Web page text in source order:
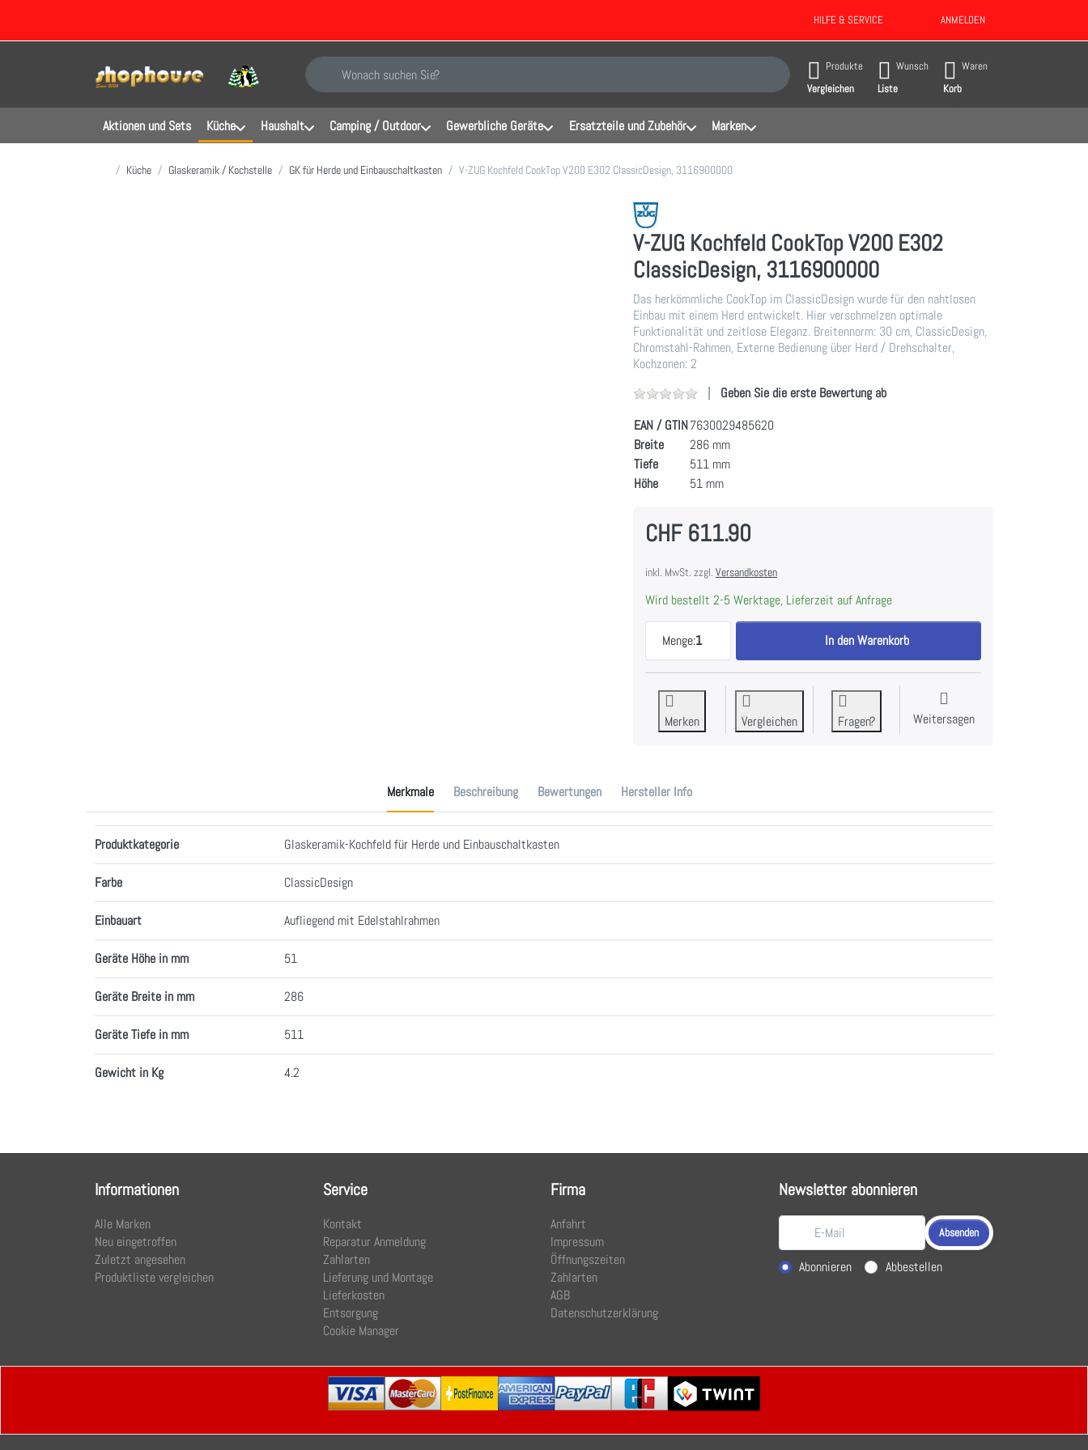
HILFE & SERVICE ANMELDEN
Geben Sie einen Suchbegriff ein. Während Sie tippen, erscheinen automatisch erste Ergebnisse. Drücken Sie die Eingabetaste, um alle Ergebnisse aufzurufen.
Produkte
Vergleichen
Wunsch
Liste
Waren
Korb
Aktionen und Sets Küche Haushalt Camping / Outdoor Gewerbliche Geräte Ersatzteile und Zubehör Marken
Startseite
Küche Glaskeramik / Kochstelle GK für Herde und Einbauschaltkasten V-ZUG Kochfeld CookTop V200 E302 ClassicDesign, 3116900000
V-ZUG Kochfeld CookTop V200 E302
ClassicDesign, 3116900000
Das herkömmliche CookTop im ClassicDesign wurde für den nahtlosen
Einbau mit einem Herd entwickelt. Hier verschmelzen optimale
Funktionalität und zeitlose Eleganz. Breitennorm: 30 cm, ClassicDesign,
Chromstahl-Rahmen, Externe Bedienung über Herd / Drehschalter,
Kochzonen: 2
Geben Sie die erste Bewertung ab
EAN / GTIN7630029485620
Breite
286 mm
Tiefe
511 mm
Höhe
51 mm
CHF 611.90
inkl. MwSt. zzgl. Versandkosten
Wird bestellt 2-5 Werktage, Lieferzeit auf Anfrage
Menge:1
V-ZUG Kochfeld CookTop V200 E302 ClassicDesign, 3116900000 zu
In den Warenkorb
Merken Vergleichen Fragen? Weitersagen
Merkmale Beschreibung Bewertungen Hersteller Info
Produktkategorie Glaskeramik-Kochfeld für Herde und Einbauschaltkasten
Farbe ClassicDesign
Einbauart Aufliegend mit Edelstahlrahmen
Geräte Höhe in mm 51
Geräte Breite in mm 286
Geräte Tiefe in mm 511
Gewicht in Kg 4.2
Informationen
Alle Marken
Neu eingetroffen
Zuletzt angesehen
Produktliste vergleichen
Service
Kontakt
Reparatur Anmeldung
Zahlarten
Lieferung und Montage
Lieferkosten
Entsorgung
Cookie Manager
Firma
Anfahrt
Impressum
Öffnungszeiten
Zahlarten
AGB
Datenschutzerklärung
Newsletter abonnieren
Absenden
Aktion wählen
Abonnieren Abbestellen